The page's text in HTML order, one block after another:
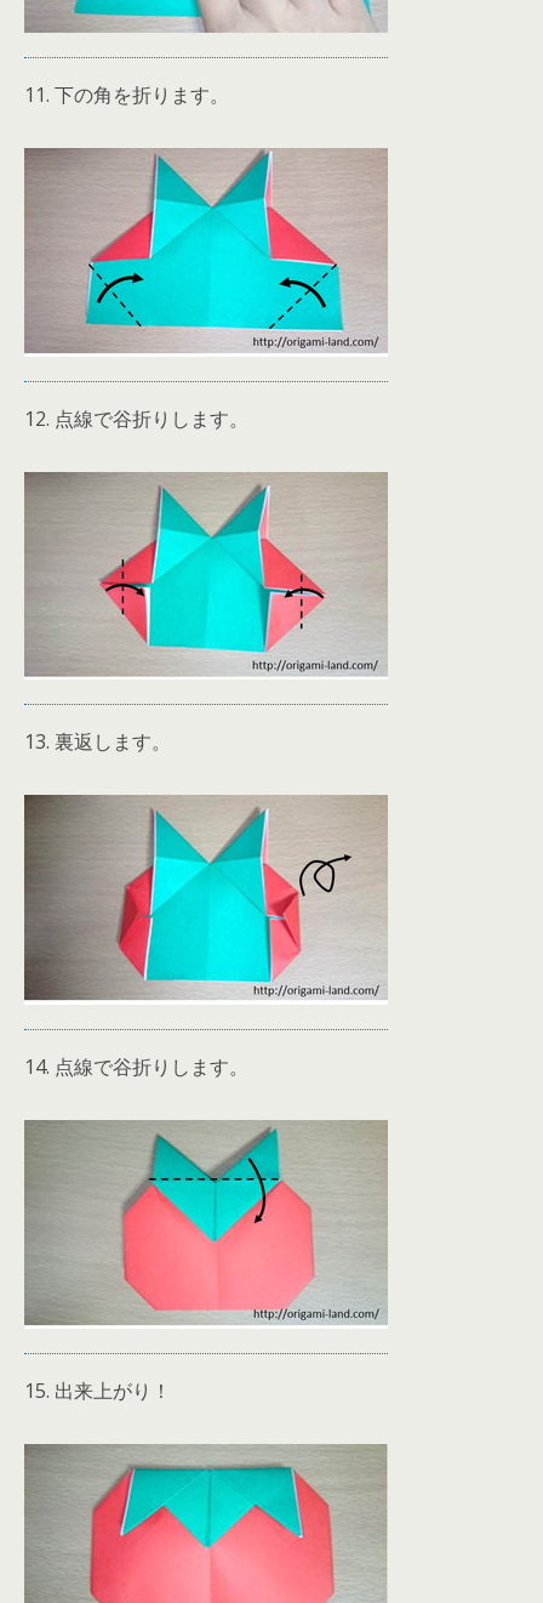
11. 下の角を折ります。
12. 点線で谷折りします。
13. 裏返します。
14. 点線で谷折りします。
15. 出来上がり！